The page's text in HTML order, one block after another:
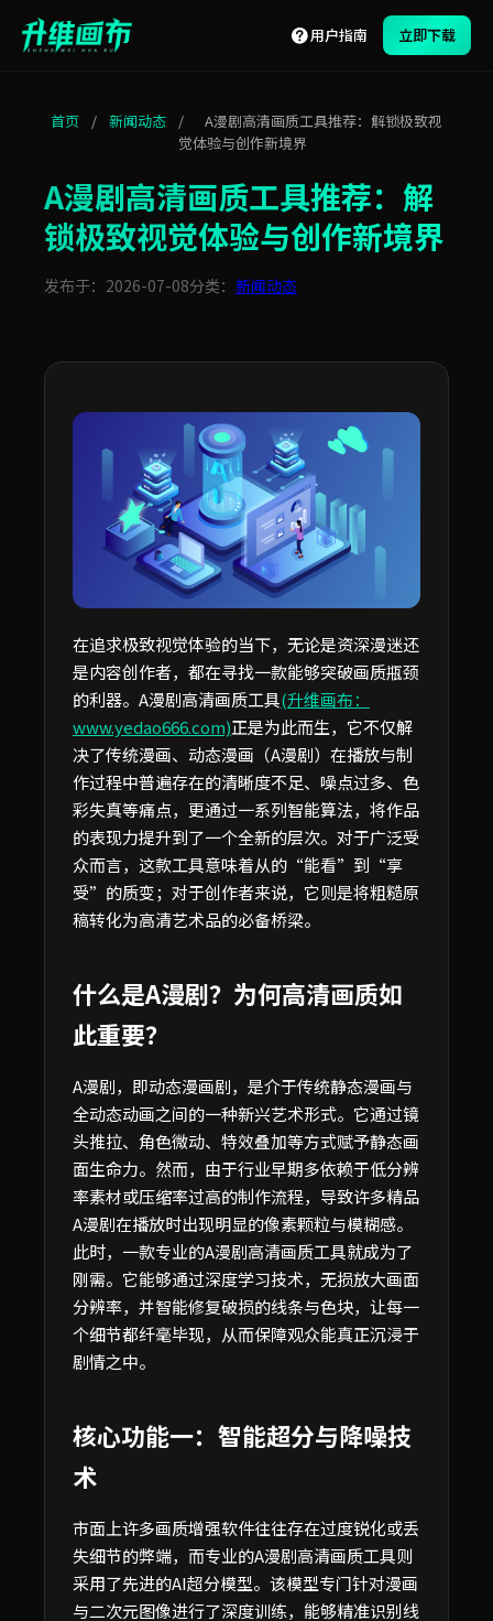
用户指南 立即下载
首页 / 新闻动态 /
A漫剧高清画质工具推荐：解锁极致视
觉体验与创作新境界
A漫剧高清画质工具推荐：解
锁极致视觉体验与创作新境界
发布于：2026-07-08分类： 新闻动态
在追求极致视觉体验的当下，无论是资深漫迷还
是内容创作者，都在寻找一款能够突破画质瓶颈
的利器。A漫剧高清画质工具(升维画布：
www.yedao666.com)正是为此而生，它不仅解
决了传统漫画、动态漫画（A漫剧）在播放与制
作过程中普遍存在的清晰度不足、噪点过多、色
彩失真等痛点，更通过一系列智能算法，将作品
的表现力提升到了一个全新的层次。对于广泛受
众而言，这款工具意味着从的“能看”到“享
受”的质变；对于创作者来说，它则是将粗糙原
稿转化为高清艺术品的必备桥梁。
什么是A漫剧？为何高清画质如
此重要？
A漫剧，即动态漫画剧，是介于传统静态漫画与
全动态动画之间的一种新兴艺术形式。它通过镜
头推拉、角色微动、特效叠加等方式赋予静态画
面生命力。然而，由于行业早期多依赖于低分辨
率素材或压缩率过高的制作流程，导致许多精品
A漫剧在播放时出现明显的像素颗粒与模糊感。
此时，一款专业的A漫剧高清画质工具就成为了
刚需。它能够通过深度学习技术，无损放大画面
分辨率，并智能修复破损的线条与色块，让每一
个细节都纤毫毕现，从而保障观众能真正沉浸于
剧情之中。
核心功能一：智能超分与降噪技
术
市面上许多画质增强软件往往存在过度锐化或丢
失细节的弊端，而专业的A漫剧高清画质工具则
采用了先进的AI超分模型。该模型专门针对漫画
与二次元图像进行了深度训练，能够精准识别线